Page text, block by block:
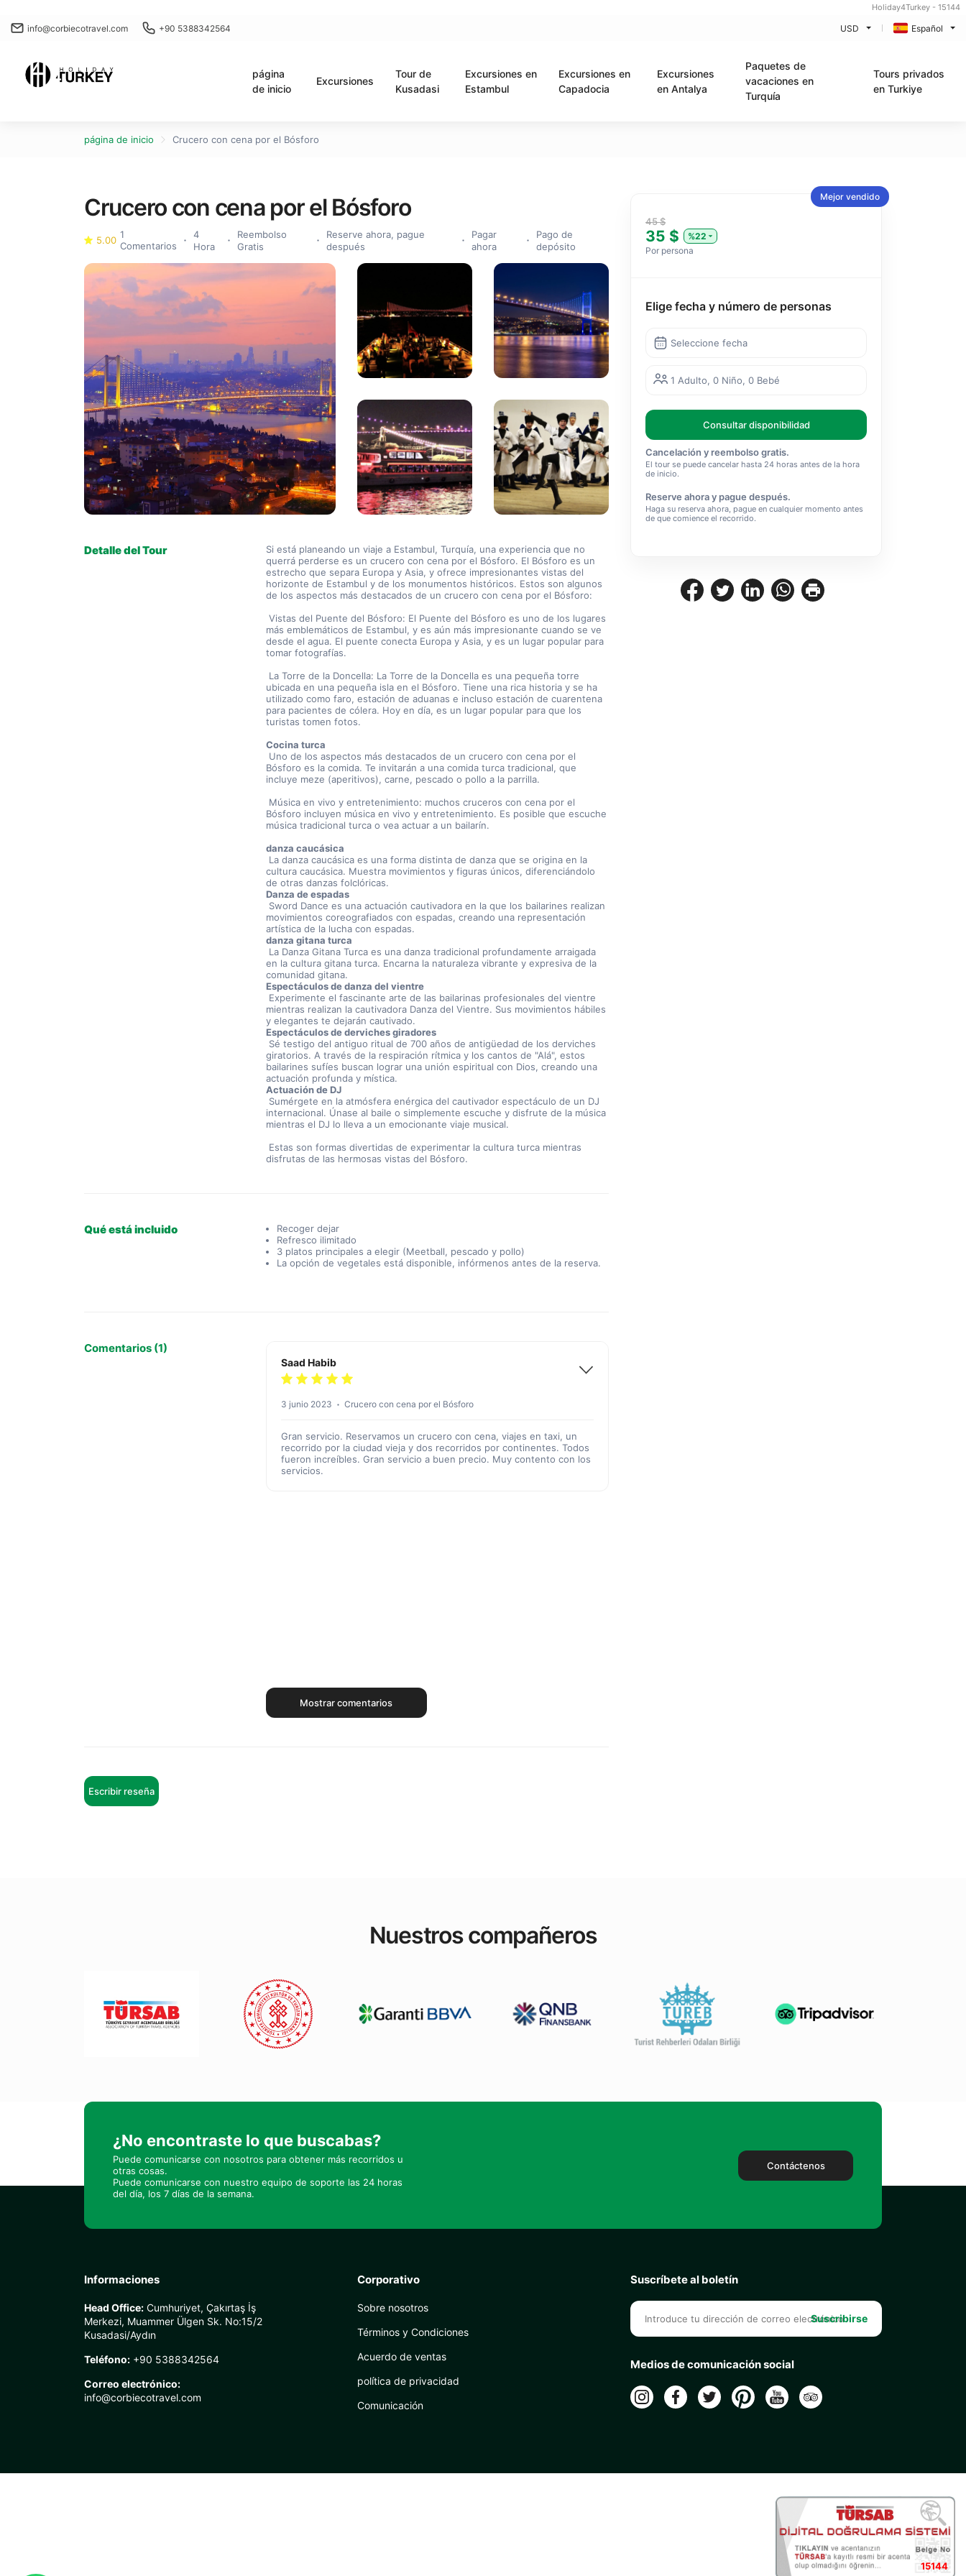
Holiday4Turkey - 15144
info@corbiecotravel.com +90 5388342564 USD Español
página
de inicio
Excursiones
Tour de
Kusadasi
Excursiones en
Estambul
Excursiones en
Capadocia
Excursiones
en Antalya
Paquetes de
vacaciones en
Turquía
Tours privados
en Turkiye
página de inicio Crucero con cena por el Bósforo
Crucero con cena por el Bósforo
5.00 1
Comentarios
4
Hora
Reembolso
Gratis
Reserve ahora, pague
después
Pagar
ahora
Pago de
depósito
Detalle del Tour
Si está planeando un viaje a Estambul, Turquía, una experiencia que no
querrá perderse es un crucero con cena por el Bósforo. El Bósforo es un
estrecho que separa Europa y Asia, y ofrece impresionantes vistas del
horizonte de Estambul y de los monumentos históricos. Estos son algunos
de los aspectos más destacados de un crucero con cena por el Bósforo:
Vistas del Puente del Bósforo: El Puente del Bósforo es uno de los lugares
más emblemáticos de Estambul, y es aún más impresionante cuando se ve
desde el agua. El puente conecta Europa y Asia, y es un lugar popular para
tomar fotografías.
ubicada en una pequeña isla en el Bósforo. Tiene una rica historia y se ha
utilizado como faro, estación de aduanas e incluso estación de cuarentena
para pacientes de cólera. Hoy en día, es un lugar popular para que los
turistas tomen fotos.
Cocina turca
Bósforo es la comida. Te invitarán a una comida turca tradicional, que
incluye meze (aperitivos), carne, pescado o pollo a la parrilla.
Bósforo incluyen música en vivo y entretenimiento. Es posible que escuche
música tradicional turca o vea actuar a un bailarín.
danza caucásica
cultura caucásica. Muestra movimientos y figuras únicos, diferenciándolo
de otras danzas folclóricas.
Danza de espadas
movimientos coreografiados con espadas, creando una representación
artística de la lucha con espadas.
danza gitana turca
en la cultura gitana turca. Encarna la naturaleza vibrante y expresiva de la
comunidad gitana.
Espectáculos de danza del vientre
mientras realizan la cautivadora Danza del Vientre. Sus movimientos hábiles
y elegantes te dejarán cautivado.
Espectáculos de derviches giradores
giratorios. A través de la respiración rítmica y los cantos de "Alá", estos
bailarines sufíes buscan lograr una unión espiritual con Dios, creando una
actuación profunda y mística.
Actuación de DJ
internacional. Únase al baile o simplemente escuche y disfrute de la música
mientras el DJ lo lleva a un emocionante viaje musical.
disfrutas de las hermosas vistas del Bósforo.
Qué está incluido
Recoger dejar
Refresco ilimitado
3 platos principales a elegir (Meetball, pescado y pollo)
La opción de vegetales está disponible, infórmenos antes de la reserva.
Comentarios (1)
Saad Habib
3 junio 2023 Crucero con cena por el Bósforo
Gran servicio. Reservamos un crucero con cena, viajes en taxi, un
recorrido por la ciudad vieja y dos recorridos por continentes. Todos
fueron increíbles. Gran servicio a buen precio. Muy contento con los
servicios.
Mostrar comentarios
Escribir reseña
Mejor vendido
45 $
35 $
%22
Por persona
Elige fecha y número de personas
Seleccione fecha
1 Adulto, 0 Niño, 0 Bebé
Consultar disponibilidad
Cancelación y reembolso gratis.
El tour se puede cancelar hasta 24 horas antes de la hora
de inicio.
Reserve ahora y pague después.
Haga su reserva ahora, pague en cualquier momento antes
de que comience el recorrido.
Nuestros compañeros
¿No encontraste lo que buscabas?
Puede comunicarse con nosotros para obtener más recorridos u
otras cosas.
Puede comunicarse con nuestro equipo de soporte las 24 horas
del día, los 7 días de la semana.
Contáctenos
Informaciones
Head Office: Cumhuriyet, Çakırtaş İş
Merkezi, Muammer Ülgen Sk. No:15/2
Kusadasi/Aydın
Teléfono: +90 5388342564
Correo electrónico:
info@corbiecotravel.com
Corporativo
Sobre nosotros
Términos y Condiciones
Acuerdo de ventas
política de privacidad
Comunicación
Suscríbete al boletín
Suscribirse
Medios de comunicación social
15144